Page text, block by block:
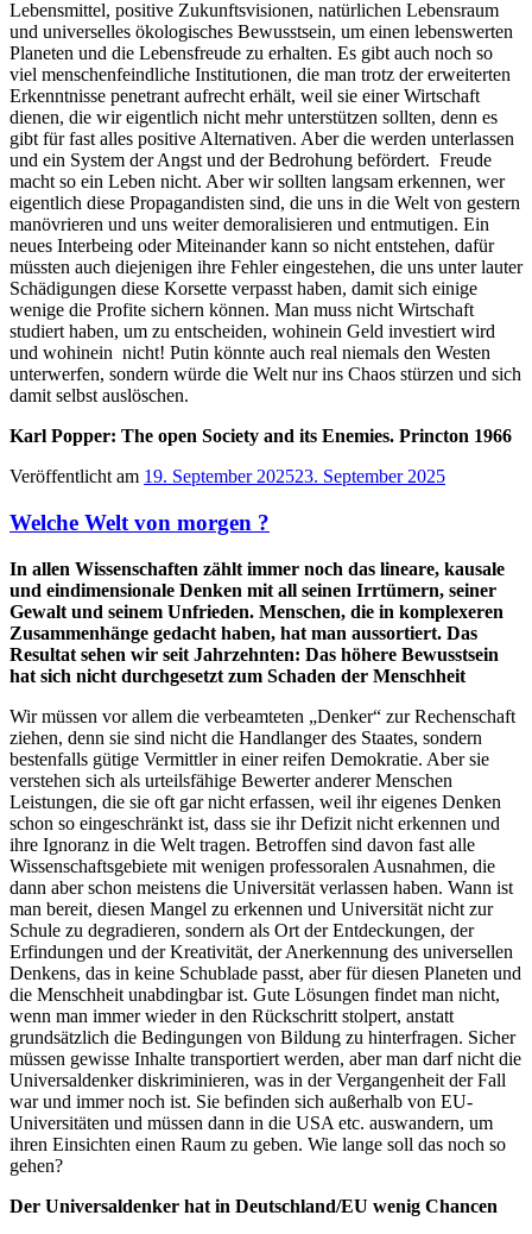
Lebensmittel, positive Zukunftsvisionen, natürlichen Lebensraum
und universelles ökologisches Bewusstsein, um einen lebenswerten
Planeten und die Lebensfreude zu erhalten. Es gibt auch noch so
viel menschenfeindliche Institutionen, die man trotz der erweiterten
Erkenntnisse penetrant aufrecht erhält, weil sie einer Wirtschaft
dienen, die wir eigentlich nicht mehr unterstützen sollten, denn es
gibt für fast alles positive Alternativen. Aber die werden unterlassen
und ein System der Angst und der Bedrohung befördert. Freude
macht so ein Leben nicht. Aber wir sollten langsam erkennen, wer
eigentlich diese Propagandisten sind, die uns in die Welt von gestern
manövrieren und uns weiter demoralisieren und entmutigen. Ein
neues Interbeing oder Miteinander kann so nicht entstehen, dafür
müssten auch diejenigen ihre Fehler eingestehen, die uns unter lauter
Schädigungen diese Korsette verpasst haben, damit sich einige
wenige die Profite sichern können. Man muss nicht Wirtschaft
studiert haben, um zu entscheiden, wohinein Geld investiert wird
und wohinein nicht! Putin könnte auch real niemals den Westen
unterwerfen, sondern würde die Welt nur ins Chaos stürzen und sich
damit selbst auslöschen.
Karl Popper: The open Society and its Enemies. Princton 1966
Veröffentlicht am 19. September 202523. September 2025
Welche Welt von morgen ?
In allen Wissenschaften zählt immer noch das lineare, kausale
und eindimensionale Denken mit all seinen Irrtümern, seiner
Gewalt und seinem Unfrieden. Menschen, die in komplexeren
Zusammenhänge gedacht haben, hat man aussortiert. Das
Resultat sehen wir seit Jahrzehnten: Das höhere Bewusstsein
hat sich nicht durchgesetzt zum Schaden der Menschheit
Wir müssen vor allem die verbeamteten „Denker“ zur Rechenschaft
ziehen, denn sie sind nicht die Handlanger des Staates, sondern
bestenfalls gütige Vermittler in einer reifen Demokratie. Aber sie
verstehen sich als urteilsfähige Bewerter anderer Menschen
Leistungen, die sie oft gar nicht erfassen, weil ihr eigenes Denken
schon so eingeschränkt ist, dass sie ihr Defizit nicht erkennen und
ihre Ignoranz in die Welt tragen. Betroffen sind davon fast alle
Wissenschaftsgebiete mit wenigen professoralen Ausnahmen, die
dann aber schon meistens die Universität verlassen haben. Wann ist
man bereit, diesen Mangel zu erkennen und Universität nicht zur
Schule zu degradieren, sondern als Ort der Entdeckungen, der
Erfindungen und der Kreativität, der Anerkennung des universellen
Denkens, das in keine Schublade passt, aber für diesen Planeten und
die Menschheit unabdingbar ist. Gute Lösungen findet man nicht,
wenn man immer wieder in den Rückschritt stolpert, anstatt
grundsätzlich die Bedingungen von Bildung zu hinterfragen. Sicher
müssen gewisse Inhalte transportiert werden, aber man darf nicht die
Universaldenker diskriminieren, was in der Vergangenheit der Fall
war und immer noch ist. Sie befinden sich außerhalb von EU-
Universitäten und müssen dann in die USA etc. auswandern, um
ihren Einsichten einen Raum zu geben. Wie lange soll das noch so
gehen?
Der Universaldenker hat in Deutschland/EU wenig Chancen